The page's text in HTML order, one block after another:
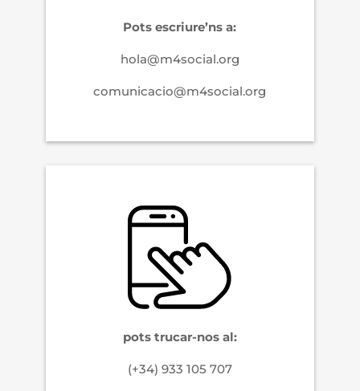
Pots escriure’ns a:
hola@m4social.org
comunicacio@m4social.org
pots trucar-nos al:
(+34) 933 105 707